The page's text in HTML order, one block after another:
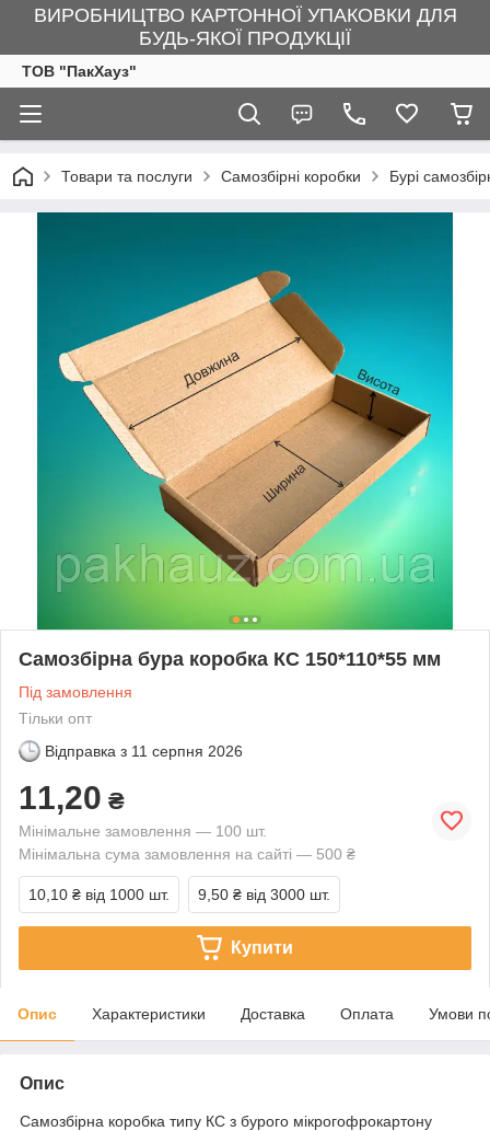
ВИРОБНИЦТВО КАРТОННОЇ УПАКОВКИ ДЛЯ
БУДЬ-ЯКОЇ ПРОДУКЦІЇ
ТОВ "ПакХауз"
Товари та послуги Самозбірні коробки Бурі
Самозбірна бура коробка КС 150*110*55 мм
Під замовлення
Тільки опт
Відправка з 11 серпня 2026
11,20 ₴
Мінімальне замовлення — 100 шт.
Мінімальна сума замовлення на сайті — 500 ₴
10,10 ₴ від 1000 шт. 9,50 ₴ від 3000 шт.
Купити
Опис Характеристики Доставка Оплата Умови
Опис
Самозбірна коробка типу КС з бурого мікрогофрокартону